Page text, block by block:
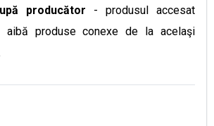
producător - produsul accesat
aibă produse conexe de la acelaşi